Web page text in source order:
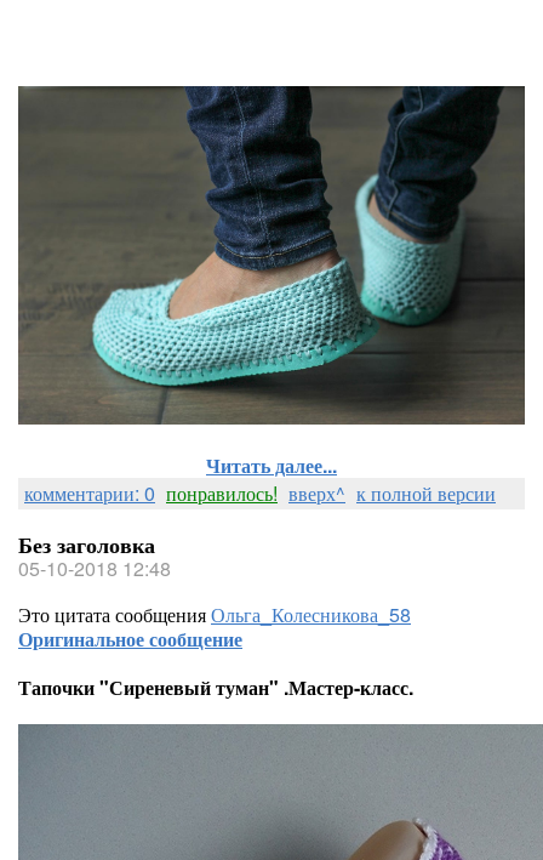
Читать далее...
комментарии: 0 понравилось! вверх^ к полной версии
Без заголовка
05-10-2018 12:48
Это цитата сообщенияОльга_Колесникова_58
Оригинальное сообщение
Тапочки "Сиреневый туман" .Мастер-класс.